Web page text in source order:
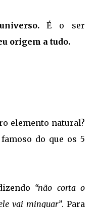
É o ser
origem a tudo.
elemento natural?
do que os 5
“não corta o
vai minguar”. Para